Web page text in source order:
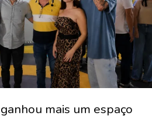
mais um espaço